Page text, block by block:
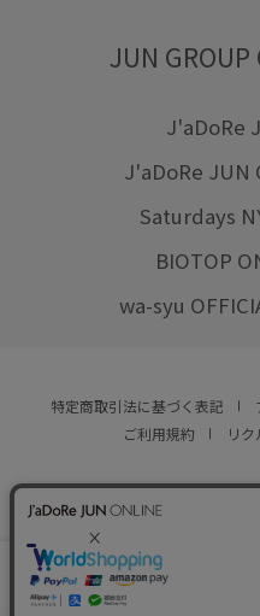
JUN GROUP
J'aDoRe
J'aDoRe JUN
Saturdays
BIOTOP
wa-syu
特定商取引法に基づく表記
ご利用規約
リク
© JUN CO.,LTD.
店舗在庫
をみる
この商品